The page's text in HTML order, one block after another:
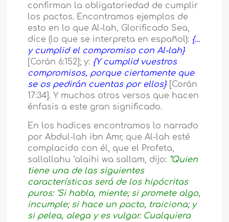
confirman la obligatoriedad de cumplir
los pactos. Encontramos ejemplos de
esto en lo que Al-lah, Glorificado Sea,
dice (lo que se interpreta en español): {…
y cumplid el compromiso con Al-lah}
[Corán 6:152]; y: {Y cumplid vuestros
compromisos, porque ciertamente que
se os pedirán cuentas por ellos} [Corán
17:34]. Y muchos otros versos que hacen
énfasis a este gran significado.
En los hadices encontramos lo narrado
por Abdul-lah ibn Amr, que Al-lah esté
complacido con él, que el Profeta,
sallallahu ‘alaihi wa sallam, dijo: “Quien
tiene una de las siguientes
características será de los hipócritas
puros: ‘Si habla, miente; si promete algo,
incumple; si hace un pacto, traiciona; y
si pelea, alega y es vulgar. Cualquiera